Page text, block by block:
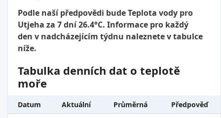
Podle naší předpovědi bude Teplota vody pro
Utjeha za 7 dní 26.4°C. Informace pro každý
den v nadcházejícím týdnu naleznete v tabulce
níže.
Tabulka denních dat o teplotě
moře
Datum Aktuální Průměrná
Předpověď